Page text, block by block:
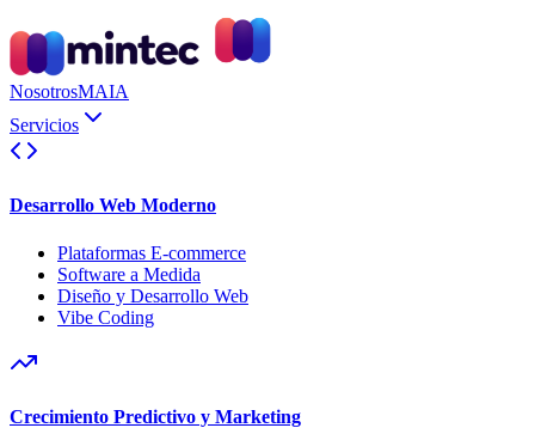
NosotrosMAIA
Servicios
Desarrollo Web Moderno
Plataformas E-commerce
Software a Medida
Diseño y Desarrollo Web
Vibe Coding
Crecimiento Predictivo y Marketing